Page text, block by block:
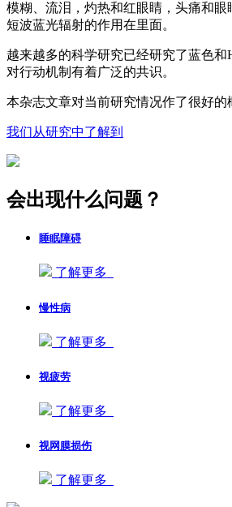
模糊、流泪，灼热和红眼睛，头痛和
短波蓝光辐射的作用在里面。
越来越多的科学研究已经研究了蓝色和
对行动机制有着广泛的共识。
本杂志文章对当前研究情况作了很好的
我们从研究中了解到
会出现什么问题？
睡眠障碍
了解更多
慢性病
了解更多
视疲劳
了解更多
视网膜损伤
了解更多